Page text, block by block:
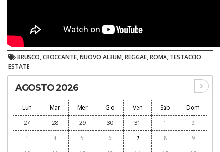
BRUSCO, CROCCANTE, NUOVO ALBUM, REGGAE, ROMA, TESTACCIO
ESTATE
AGOSTO 2026
Lun Mar Mer Gio Ven Sab
Dom
27
28 29 30 31 1
2
3
4 5 6 7 8
9